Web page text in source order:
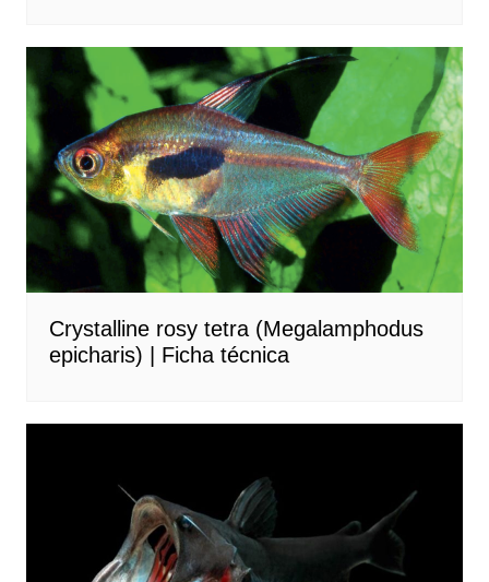
Crystalline rosy tetra (Megalamphodus
epicharis) | Ficha técnica